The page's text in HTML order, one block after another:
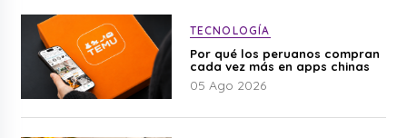
TECNOLOGÍA
Por qué los peruanos compran
cada vez más en apps chinas
05 Ago 2026